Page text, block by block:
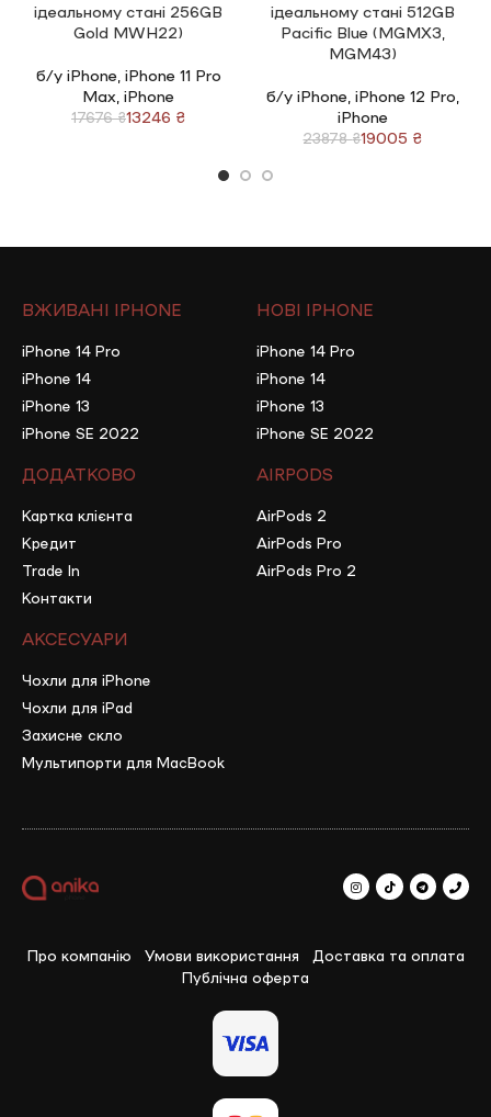
ідеальному стані 256GB
Gold MWH22)
б/у iPhone, iPhone 11 Pro
Max iPhone
17676₴13246 ₴
ідеальному стані 512GB
Pacific Blue (MGMX3,
MGM43)
б/у iPhone, iPhone 12 Pro
iPhone
23878₴19005 ₴
ВЖИВАНІ IPHONE
iPhone 14 Pro
iPhone 14
iPhone 13
iPhone SE 2022
НОВІ IPHONE
iPhone 14 Pro
iPhone 14
iPhone 13
iPhone SE 2022
ДОДАТКОВО
Картка клієнта
Кредит
Trade In
Контакти
AIRPODS
AirPods 2
AirPods Pro
AirPods Pro 2
АКСЕСУАРИ
Чохли для iPhone
Чохли для iPad
Захисне скло
Мультипорти для MacBook
Про компанію Умови використання
Доставка та оплата
Публічна оферта